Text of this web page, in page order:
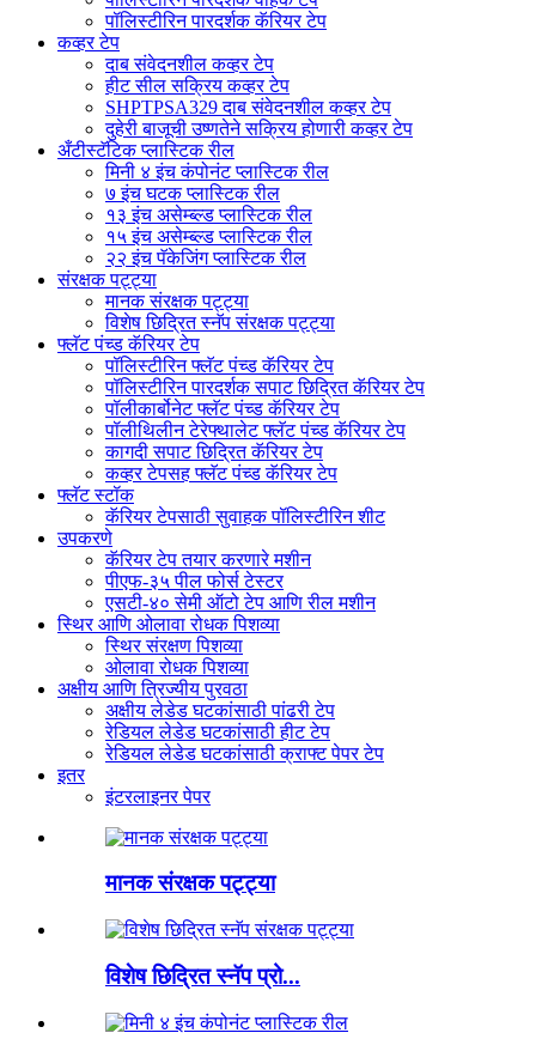
पॉलिस्टीरिन पारदर्शक कॅरियर टेप
कव्हर टेप
दाब संवेदनशील कव्हर टेप
हीट सील सक्रिय कव्हर टेप
SHPTPSA329 दाब संवेदनशील कव्हर टेप
दुहेरी बाजूची उष्णतेने सक्रिय होणारी कव्हर टेप
अँटीस्टॅटिक प्लास्टिक रील
मिनी ४ इंच कंपोनंट प्लास्टिक रील
७ इंच घटक प्लास्टिक रील
१३ इंच असेम्ब्ल्ड प्लास्टिक रील
१५ इंच असेम्ब्ल्ड प्लास्टिक रील
२२ इंच पॅकेजिंग प्लास्टिक रील
संरक्षक पट्ट्या
मानक संरक्षक पट्ट्या
विशेष छिद्रित स्नॅप संरक्षक पट्ट्या
फ्लॅट पंच्ड कॅरियर टेप
पॉलिस्टीरिन फ्लॅट पंच्ड कॅरियर टेप
पॉलिस्टीरिन पारदर्शक सपाट छिद्रित कॅरियर टेप
पॉलीकार्बोनेट फ्लॅट पंच्ड कॅरियर टेप
पॉलीथिलीन टेरेफ्थालेट फ्लॅट पंच्ड कॅरियर टेप
कागदी सपाट छिद्रित कॅरियर टेप
कव्हर टेपसह फ्लॅट पंच्ड कॅरियर टेप
फ्लॅट स्टॉक
कॅरियर टेपसाठी सुवाहक पॉलिस्टीरिन शीट
उपकरणे
कॅरियर टेप तयार करणारे मशीन
पीएफ-३५ पील फोर्स टेस्टर
एसटी-४० सेमी ऑटो टेप आणि रील मशीन
स्थिर आणि ओलावा रोधक पिशव्या
स्थिर संरक्षण पिशव्या
ओलावा रोधक पिशव्या
अक्षीय आणि त्रिज्यीय पुरवठा
अक्षीय लेडेड घटकांसाठी पांढरी टेप
रेडियल लेडेड घटकांसाठी हीट टेप
रेडियल लेडेड घटकांसाठी क्राफ्ट पेपर टेप
इतर
इंटरलाइनर पेपर
मानक संरक्षक पट्ट्या
विशेष छिद्रित स्नॅप प्रो...